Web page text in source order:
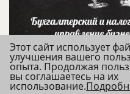
Этот сайт использует
улучшения вашего
опыта. Продолжая
вы соглашаетесь на их
использование.